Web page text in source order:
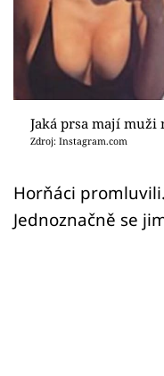
Videa
Sledujte prima+
Přihlášení
Sledujte nás
Jaká prsa mají muži
Zdroj: Instagram.com
Horňáci
Jednoznačně se